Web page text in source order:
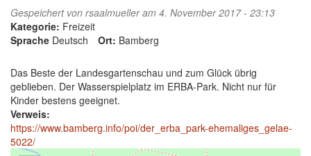
Gespeichert von rsaalmuelleram 4. November 2017 - 23:13
Kategorie: Freizeit
Sprache Deutsch Ort: Bamberg
Das Beste der Landesgartenschau und zum Glück übrig
geblieben. Der Wasserspielplatz im ERBA-Park. Nicht nur für
Kinder bestens geeignet.
Verweis:
https://www.bamberg.info/poi/der_erba_park-ehemaliges_gelae-
5022/